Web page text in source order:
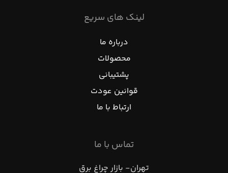
لینک های سریع
درباره ما
محصولات
پشتیبانی
قوانین عودت
ارتباط با ما
تماس با ما
تهران- بازار چراغ برق